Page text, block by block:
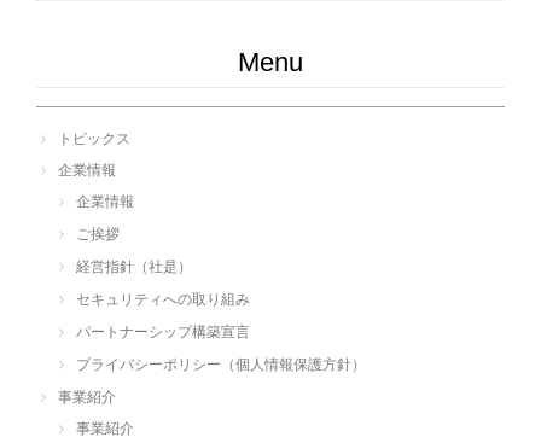
Menu
トピックス
企業情報
企業情報
ご挨拶
経営指針（社是）
セキュリティへの取り組み
パートナーシップ構築宣言
プライバシーポリシー（個人情報保護方針）
事業紹介
事業紹介